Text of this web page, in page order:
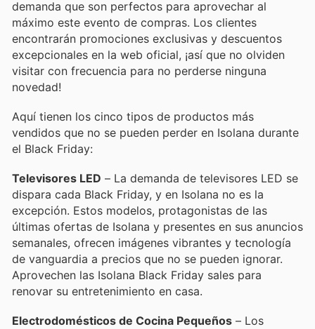
demanda que son perfectos para aprovechar al
máximo este evento de compras. Los clientes
encontrarán promociones exclusivas y descuentos
excepcionales en la web oficial, ¡así que no olviden
visitar con frecuencia para no perderse ninguna
novedad!
Aquí tienen los cinco tipos de productos más
vendidos que no se pueden perder en Isolana durante
el Black Friday:
Televisores LED – La demanda de televisores LED se
dispara cada Black Friday, y en Isolana no es la
excepción. Estos modelos, protagonistas de las
últimas ofertas de Isolana y presentes en sus anuncios
semanales, ofrecen imágenes vibrantes y tecnología
de vanguardia a precios que no se pueden ignorar.
Aprovechen las Isolana Black Friday sales para
renovar su entretenimiento en casa.
Electrodomésticos de Cocina Pequeños – Los